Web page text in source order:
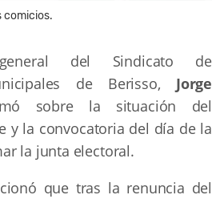
comicios.
del Sindicato de
de Berisso, Jorge
sobre la situación del
y la convocatoria del día de la
la junta electoral.
que tras la renuncia del